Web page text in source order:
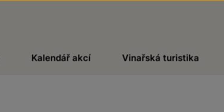
Kalendář akcí Vinařská turistika